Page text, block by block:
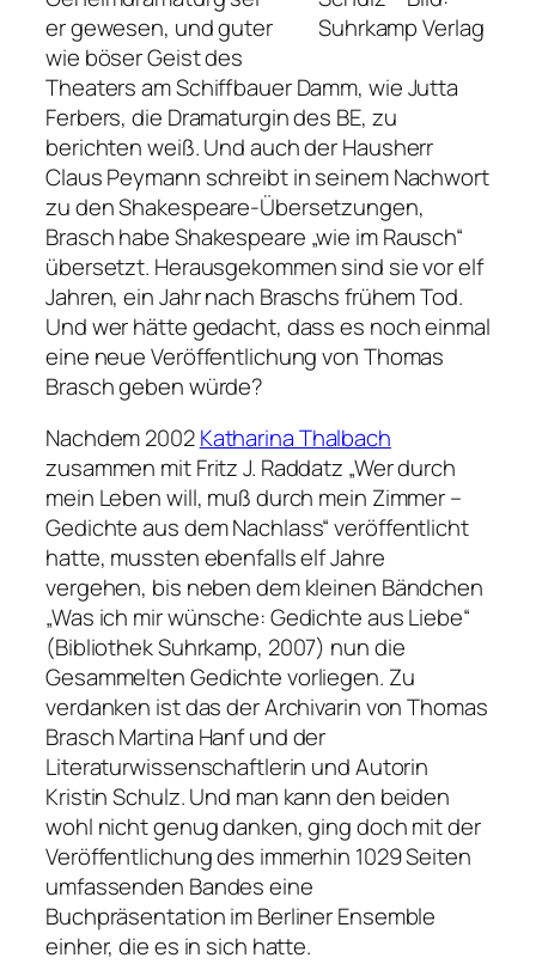
Suhrkamp Verlag
er gewesen, und guter
wie böser Geist des
Theaters am Schiffbauer Damm, wie Jutta
Ferbers, die Dramaturgin des BE, zu
berichten weiß. Und auch der Hausherr
Claus Peymann schreibt in seinem Nachwort
zu den Shakespeare-Übersetzungen,
Brasch habe Shakespeare „wie im Rausch“
übersetzt. Herausgekommen sind sie vor elf
Jahren, ein Jahr nach Braschs frühem Tod.
Und wer hätte gedacht, dass es noch einmal
eine neue Veröffentlichung von Thomas
Brasch geben würde?
Nachdem 2002Katharina Thalbach
zusammen mit Fritz J. Raddatz „Wer durch
mein Leben will, muß durch mein Zimmer –
Gedichte aus dem Nachlass“ veröffentlicht
hatte, mussten ebenfalls elf Jahre
vergehen, bis neben dem kleinen Bändchen
„Was ich mir wünsche: Gedichte aus Liebe“
(Bibliothek Suhrkamp, 2007) nun die
Gesammelten Gedichte vorliegen. Zu
verdanken ist das der Archivarin von Thomas
Brasch Martina Hanf und der
Literaturwissenschaftlerin und Autorin
Kristin Schulz. Und man kann den beiden
wohl nicht genug danken, ging doch mit der
Veröffentlichung des immerhin 1029 Seiten
umfassenden Bandes eine
Buchpräsentation im Berliner Ensemble
einher, die es in sich hatte.